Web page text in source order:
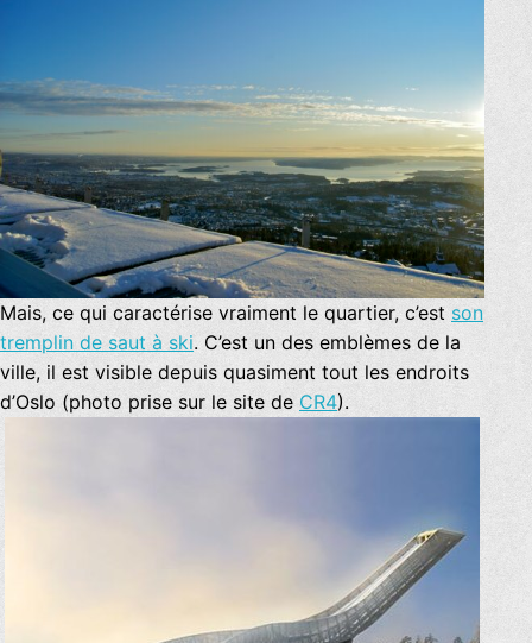
Mais, ce qui caractérise vraiment le quartier, c’est son
tremplin de saut à ski. C’est un des emblèmes de la
ville, il est visible depuis quasiment tout les endroits
d’Oslo (photo prise sur le site de CR4).